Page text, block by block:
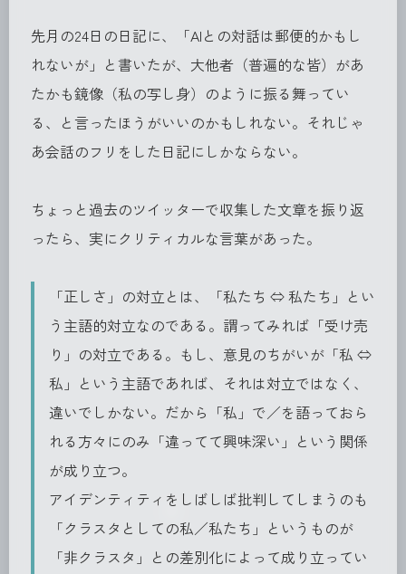
先月の24日の日記に、「AIとの対話は郵便的かもし
れないが」と書いたが、大他者（普遍的な皆）があ
たかも鏡像（私の写し身）のように振る舞ってい
る、と言ったほうがいいのかもしれない。それじゃ
あ会話のフリをした日記にしかならない。
ちょっと過去のツイッターで収集した文章を振り返
ったら、実にクリティカルな言葉があった。
「正しさ」の対立とは、「私たち ⇔ 私たち」とい
う主語的対立なのである。謂ってみれば「受け売
り」の対立である。もし、意見のちがいが「私 ⇔
私」という主語であれば、それは対立ではなく、
違いでしかない。だから「私」で／を語っておら
れる方々にのみ「違ってて興味深い」という関係
が成り立つ。
アイデンティティをしばしば批判してしまうのも
「クラスタとしての私／私たち」というものが
「非クラスタ」との差別化によって成り立ってい